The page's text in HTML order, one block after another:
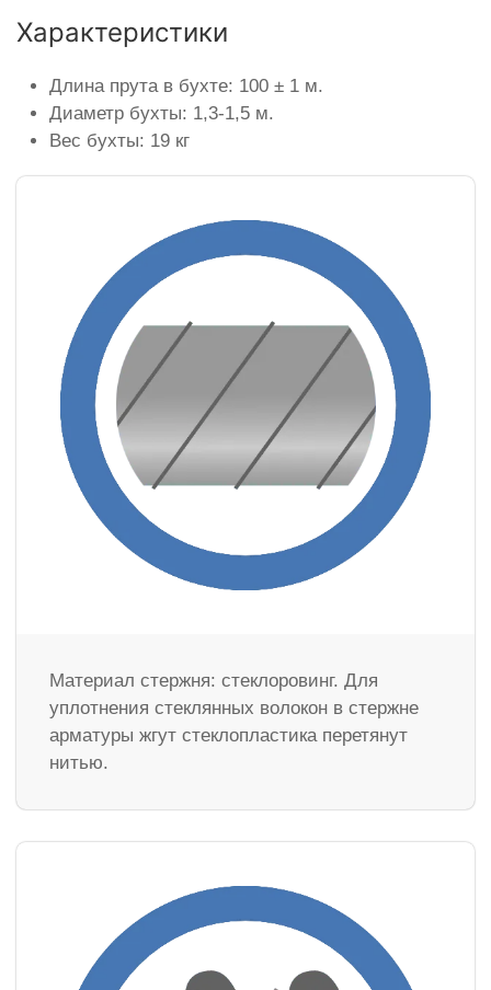
Характеристики
Длина прута в бухте: 100 ± 1 м.
Диаметр бухты: 1,3-1,5 м.
Вес бухты: 19 кг
Материал стержня: стеклоровинг. Для
уплотнения стеклянных волокон в стержне
арматуры жгут стеклопластика перетянут
нитью.